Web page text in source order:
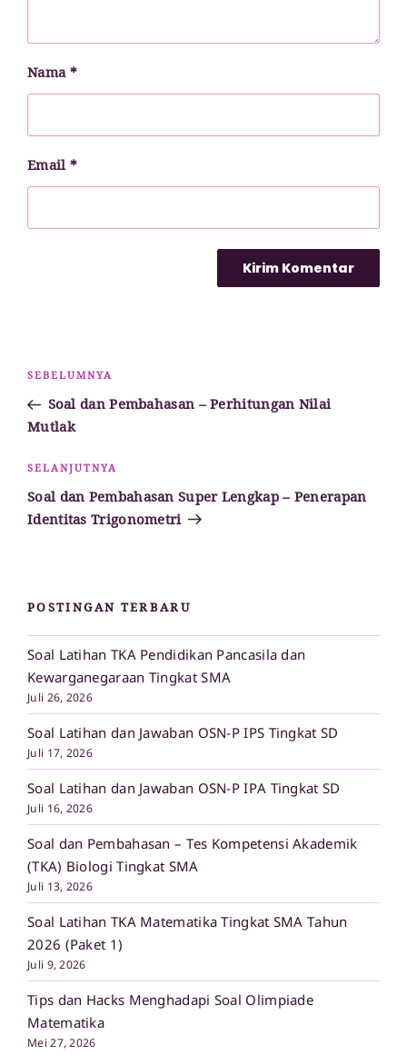
Nama*
Email*
Navigasi
Pos
Sebelumnya
SEBELUMNYA
Soal dan Pembahasan – Perhitungan Nilai
Mutlak
Pos
Selanjutnya
SELANJUTNYA
Soal dan Pembahasan Super Lengkap – Penerapan
Identitas Trigonometri
POSTINGAN TERBARU
Soal Latihan TKA Pendidikan Pancasila dan
Kewarganegaraan Tingkat SMA
Juli 26, 2026
Soal Latihan dan Jawaban OSN-P IPS Tingkat SD
Juli 17, 2026
Soal Latihan dan Jawaban OSN-P IPA Tingkat SD
Juli 16, 2026
Soal dan Pembahasan – Tes Kompetensi Akademik
(TKA) Biologi Tingkat SMA
Juli 13, 2026
Soal Latihan TKA Matematika Tingkat SMA Tahun
2026 (Paket 1)
Juli 9, 2026
Tips dan Hacks Menghadapi Soal Olimpiade
Matematika
Mei 27, 2026